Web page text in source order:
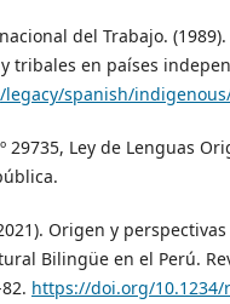
del Trabajo.
tribales en países
spanish/
29735, Ley de Lenguas
Origen y
Bilingüe en el Perú.
https://doi.org/10.1234/